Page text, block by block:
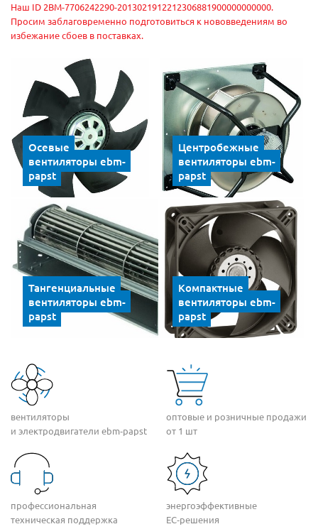
Наш ID 2BM-7706242290-2013021912212306881900000000000.
Просим заблаговременно подготовиться к нововведениям во
избежание сбоев в поставках.
Осевые
вентиляторы ebm-
papst
Центробежные
вентиляторы ebm-
papst
Тангенциальные
вентиляторы ebm-
papst
Компактные
вентиляторы ebm-
papst
вентиляторы
и электродвигатели ebm‑papst
оптовые и розничные продажи
от 1 шт
профессиональная
техническая поддержка
энергоэффективные
ЕС‑решения